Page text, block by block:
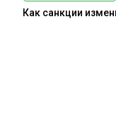
Как санкции